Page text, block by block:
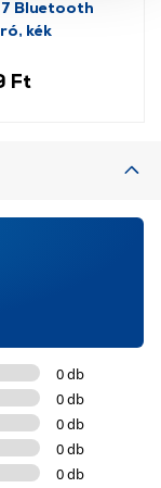
Bluetooth
kék
Ft
0 db
0 db
0 db
0 db
0 db